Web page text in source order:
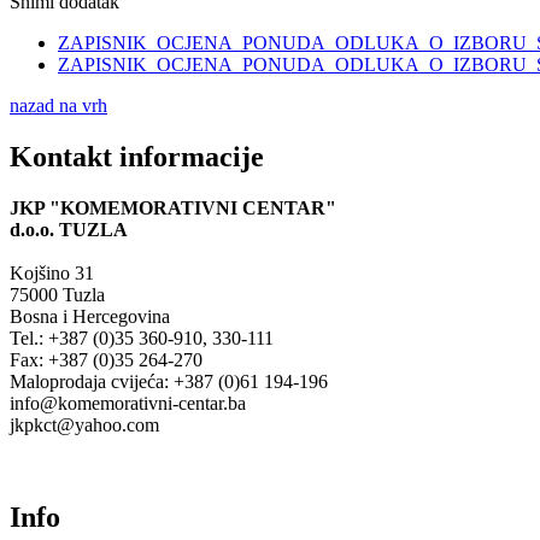
nazad na vrh
Kontakt informacije
JKP "KOMEMORATIVNI CENTAR"
d.o.o. TUZLA
Kojšino 31
75000 Tuzla
Bosna i Hercegovina
Tel.: +387 (0)35 360-910, 330-111
Fax: +387 (0)35 264-270
Maloprodaja cvijeća: +387 (0)61 194-196
info@komemorativni-centar.ba
jkpkct@yahoo.com
Info